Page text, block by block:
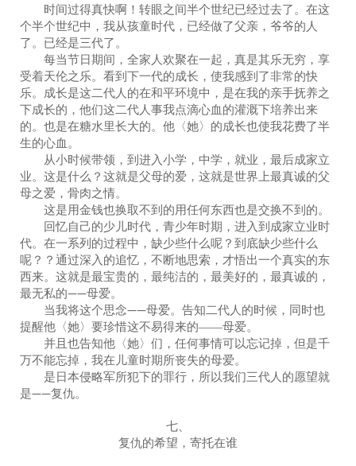
时间过得真快啊！转眼之间半个世纪已经过去了。在这
个半个世纪中，我从孩童时代，已经做了父亲，爷爷的人
了。已经是三代了。
每当节日期间，全家人欢聚在一起，真是其乐无穷，享
受着天伦之乐。看到下一代的成长，使我感到了非常的快
乐。成长是这二代人的在和平环境中，是在我的亲手抚养之
下成长的，他们这二代人事我点滴心血的灌溉下培养出来
的。也是在糖水里长大的。他〈她〉的成长也使我花费了半
生的心血。
从小时候带领，到进入小学，中学，就业，最后成家立
业。这是什么？这就是父母的爱，这就是世界上最真诚的父
母之爱，骨肉之情。
这是用金钱也换取不到的用任何东西也是交换不到的。
回忆自己的少儿时代，青少年时期，进入到成家立业时
代。在一系列的过程中，缺少些什么呢？到底缺少些什么
呢？？通过深入的追忆，不断地思索，才悟出一个真实的东
西来。这就是最宝贵的，最纯洁的，最美好的，最真诚的，
最无私的——母爱。
当我将这个思念——母爱。告知二代人的时候，同时也
提醒他〈她〉要珍惜这不易得来的――母爱。
并且也告知他〈她〉们，任何事情可以忘记掉，但是千
万不能忘掉，我在儿童时期所丧失的母爱。
是日本侵略军所犯下的罪行，所以我们三代人的愿望就
是——复仇。
七、
复仇的希望，寄托在谁